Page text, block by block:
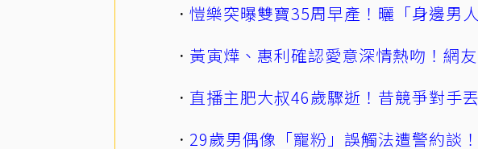
愷樂突曝雙寶35周早產！曬「身邊男
黃寅燁、惠利確認愛意深情熱吻！網
直播主肥大叔46歲驟逝！昔競爭對手
29歲男偶像「寵粉」誤觸法遭警約談